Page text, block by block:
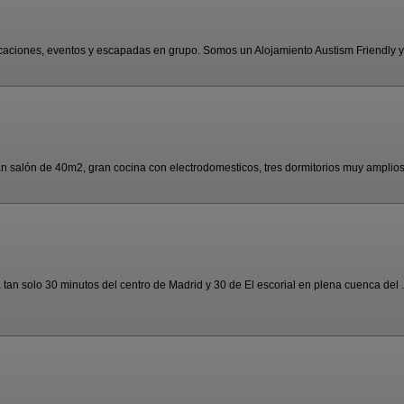
eventos y escapadas en grupo. Somos un Alojamiento Austism Friendly y
de 40m2, gran cocina con electrodomesticos, tres dormitorios muy
solo 30 minutos del centro de Madrid y 30 de El escorial en plena cuenca del